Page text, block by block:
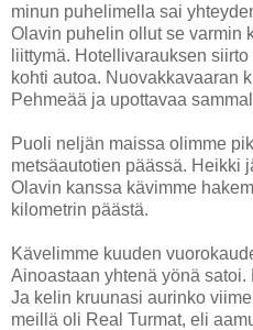
minun puhelimella sai
Olavin puhelin ollut se varmin
liittymä. Hotellivarauksen
kohti autoa. Nuovakkavaaran
Pehmeää ja upottavaa
Puoli neljän maissa olimme
metsäautotien päässä. Heikki
Olavin kanssa kävimme
kilometrin päästä.
Kävelimme kuuden
Ainoastaan yhtenä yönä
Ja kelin kruunasi aurinko
meillä oli Real Turmat, eli